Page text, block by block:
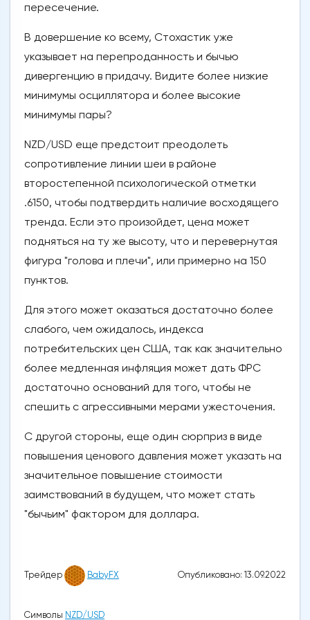
пересечение.
В довершение ко всему, Стохастик уже
указывает на перепроданность и бычью
дивергенцию в придачу. Видите более низкие
минимумы осциллятора и более высокие
минимумы пары?
NZD/USD еще предстоит преодолеть
сопротивление линии шеи в районе
второстепенной психологической отметки
.6150, чтобы подтвердить наличие восходящего
тренда. Если это произойдет, цена может
подняться на ту же высоту, что и перевернутая
фигура "голова и плечи", или примерно на 150
пунктов.
Для этого может оказаться достаточно более
слабого, чем ожидалось, индекса
потребительских цен США, так как значительно
более медленная инфляция может дать ФРС
достаточно оснований для того, чтобы не
спешить с агрессивными мерами ужесточения.
С другой стороны, еще один сюрприз в виде
повышения ценового давления может указать на
значительное повышение стоимости
заимствований в будущем, что может стать
"бычьим" фактором для доллара.
Трейдер BabyFX Опубликовано: 13.09.2022
Символы NZD/USD